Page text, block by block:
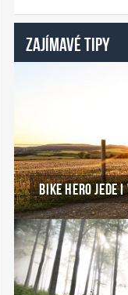
ZAJÍMAVÉ TIPY
BIKE HERO JEDE